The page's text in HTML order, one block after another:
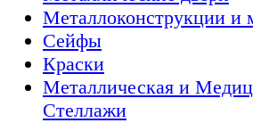
Металлоконструкции и
Сейфы
Краски
Металлическая и
Стеллажи